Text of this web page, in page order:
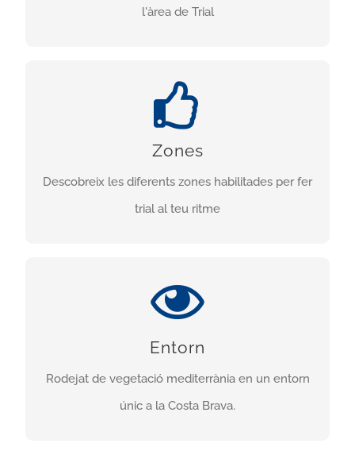
l'àrea de Trial
Zones
Descobreix les diferents zones habilitades per fer
trial al teu ritme
DIFERENTS ZONES
Podràs gaudir del trial a 12 espais amb
traçats variats i dificultats per diferents nivells .
Entorn
Rodejat de vegetació mediterrània en un entorn
únic a la Costa Brava.
UN ENTORN MERAVELLÓS